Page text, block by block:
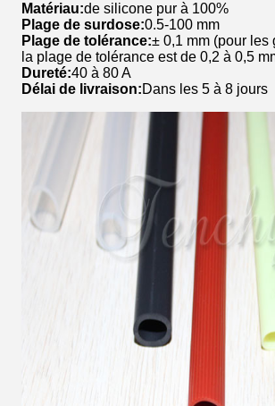
Matériau:de silicone pur à 100%
Plage de surdose:0.5-100 mm
Plage de tolérance:± 0,1 mm (pour les
la plage de tolérance est de 0,2 à 0,5
Dureté:40 à 80 A
Délai de livraison:Dans les 5 à 8 jours